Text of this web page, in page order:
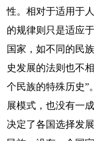
性。相对于适用于
的规律则只是适应
国家，如不同的民
史发展的法则也不
个民族的特殊历史”
展模式，也没有一
决定了各国选择发